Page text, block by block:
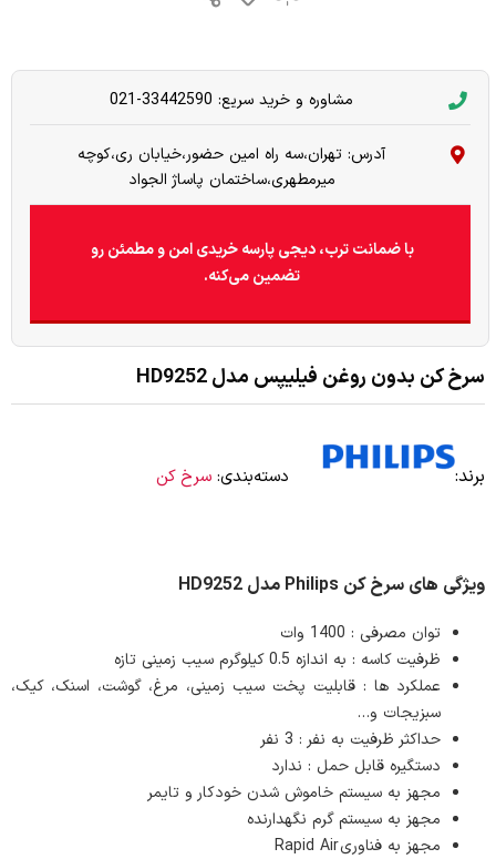
مشاوره و خرید سریع: 33442590-021
آدرس: تهران،سه راه امین حضور،خیابان ری،کوچه
میرمطهری،ساختمان پاساژ الجواد
با ضمانت ترب، دیجی پارسه خریدی امن و مطمئن رو
تضمین می‌کنه.
سرخ کن بدون روغن فیلیپس مدل HD9252
برند: دسته‌بندی: سرخ کن
ویژگی های سرخ کن Philips مدل HD9252
توان مصرفی : 1400 وات
ظرفیت کاسه : به اندازه 0.5 کیلوگرم سیب زمینی تازه
عملکرد ها : قابلیت پخت سیب زمینی، مرغ، گوشت، اسنک، کیک،
سبزیجات و…
حداکثر ظرفیت به نفر : 3 نفر
دستگیره قابل حمل : ندارد
مجهز به سیستم خاموش شدن خودکار و تایمر
مجهز به سیستم گرم نگهدارنده
مجهز به فناوریRapid Air